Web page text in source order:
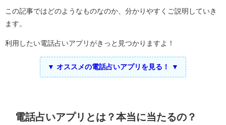
この記事ではどのようなものなのか、分かりやすくご説明していき
ます。
利用したい電話占いアプリがきっと見つかりますよ！
▼ オススメの電話占いアプリを見る！ ▼
電話占いアプリとは？本当に当たるの？